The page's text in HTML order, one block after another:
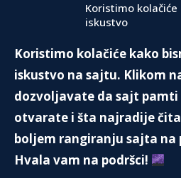
Koristimo kolačiće
iskustvo
Koristimo kolačiće kako
iskustvo na sajtu. Klikom
dozvoljavate da sajt pamti
otvarate i šta najradije
boljem rangiranju sajta na
Hvala vam na podršci!
6. Marta 2023.
12. polje –
2. Oktobra 2025.